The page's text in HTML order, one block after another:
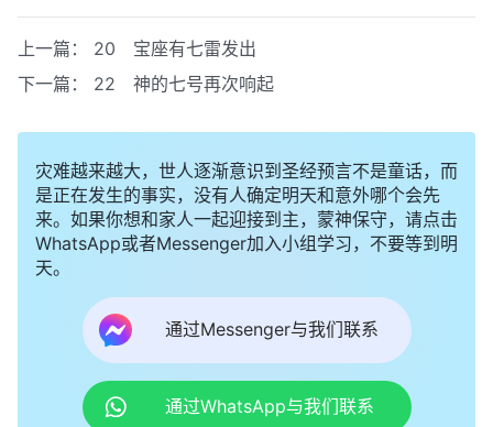
上一篇： 20 宝座有七雷发出
下一篇： 22 神的七号再次响起
灾难越来越大，世人逐渐意识到圣经预言不是童话，而
是正在发生的事实，没有人确定明天和意外哪个会先
来。如果你想和家人一起迎接到主，蒙神保守，请点击
WhatsApp或者Messenger加入小组学习，不要等到明
天。
通过Messenger与我们联系
通过WhatsApp与我们联系